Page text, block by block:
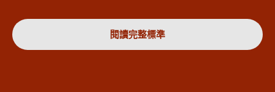
閱讀完整標準